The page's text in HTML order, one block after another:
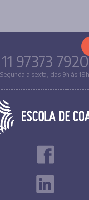
11 97373 7920
Segunda a sexta, das 9h às 18h.